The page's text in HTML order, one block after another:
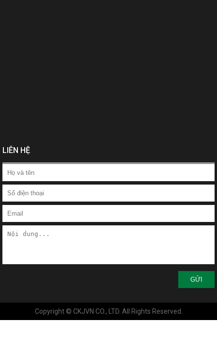
LIÊN HỆ
GỬI
Copyright © CKJVN CO., LTD. All Rights Reserved.